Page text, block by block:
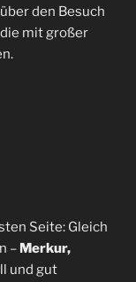
den Besuch
mit großer
Seite: Gleich
– Merkur,
und gut